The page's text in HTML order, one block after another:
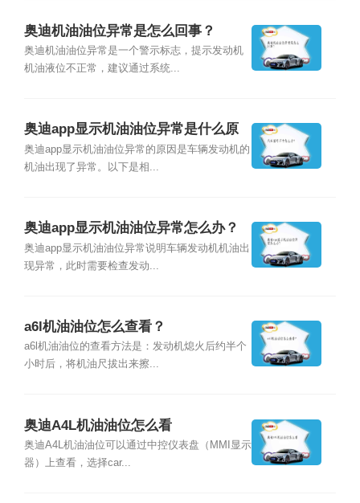
奥迪机油油位异常是怎么回事？
奥迪机油油位异常是一个警示标志，提示发动机
机油液位不正常，建议通过系统...
奥迪app显示机油油位异常是什么原
因?
奥迪app显示机油油位异常的原因是车辆发动机的
机油出现了异常。以下是相...
奥迪app显示机油油位异常怎么办？
奥迪app显示机油油位异常说明车辆发动机机油出
现异常，此时需要检查发动...
a6l机油油位怎么查看？
a6l机油油位的查看方法是：发动机熄火后约半个
小时后，将机油尺拔出来擦...
奥迪A4L机油油位怎么看
奥迪A4L机油油位可以通过中控仪表盘（MMI显示
器）上查看，选择car...